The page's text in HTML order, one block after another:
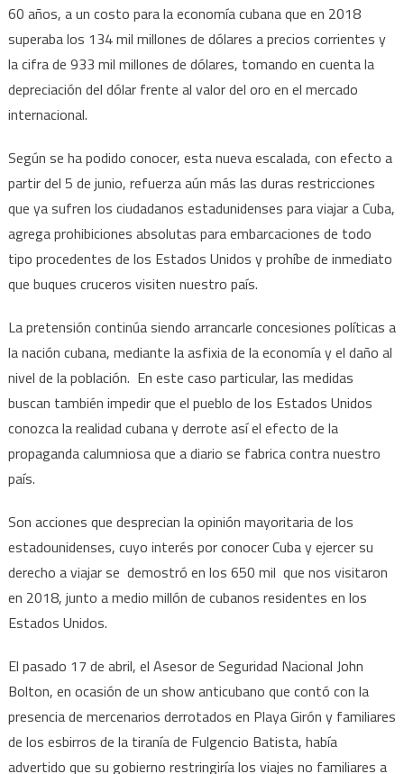
60 años, a un costo para la economía cubana que en 2018
superaba los 134 mil millones de dólares a precios corrientes y
la cifra de 933 mil millones de dólares, tomando en cuenta la
depreciación del dólar frente al valor del oro en el mercado
internacional.
Según se ha podido conocer, esta nueva escalada, con efecto a
partir del 5 de junio, refuerza aún más las duras restricciones
que ya sufren los ciudadanos estadunidenses para viajar a Cuba,
agrega prohibiciones absolutas para embarcaciones de todo
tipo procedentes de los Estados Unidos y prohíbe de inmediato
que buques cruceros visiten nuestro país.
La pretensión continúa siendo arrancarle concesiones políticas a
la nación cubana, mediante la asfixia de la economía y el daño al
nivel de la población. En este caso particular, las medidas
buscan también impedir que el pueblo de los Estados Unidos
conozca la realidad cubana y derrote así el efecto de la
propaganda calumniosa que a diario se fabrica contra nuestro
país.
Son acciones que desprecian la opinión mayoritaria de los
estadounidenses, cuyo interés por conocer Cuba y ejercer su
derecho a viajar se demostró en los 650 mil que nos visitaron
en 2018, junto a medio millón de cubanos residentes en los
Estados Unidos.
El pasado 17 de abril, el Asesor de Seguridad Nacional John
Bolton, en ocasión de un show anticubano que contó con la
presencia de mercenarios derrotados en Playa Girón y familiares
de los esbirros de la tiranía de Fulgencio Batista, había
advertido que su gobierno restringiría los viajes no familiares a